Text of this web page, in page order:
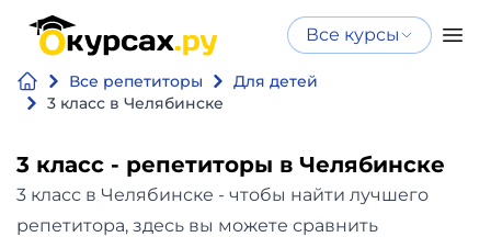
Все курсы
Все репетиторы
Для детей
3 класс в Челябинске
3 класс - репетиторы в Челябинске
3 класс в Челябинске - чтобы найти лучшего
репетитора, здесь вы можете сравнить
Нейросеть
и ИИ
Программирование
Бизнес
Нейросеть и ИИ
искусственному
интеллекту
Курсы по нейросетям